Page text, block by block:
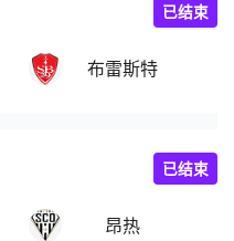
布雷斯特
已结束
昂热
已结束